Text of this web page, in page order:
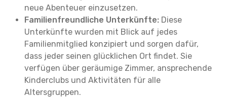
neue Abenteuer einzusetzen.
Familienfreundliche Unterkünfte: Diese
Unterkünfte wurden mit Blick auf jedes
Familienmitglied konzipiert und sorgen dafür,
dass jeder seinen glücklichen Ort findet. Sie
verfügen über geräumige Zimmer, ansprechende
Kinderclubs und Aktivitäten für alle
Altersgruppen.